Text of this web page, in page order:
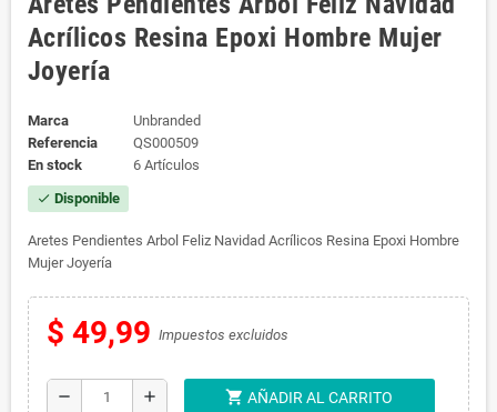
Acrílicos Resina Epoxi Hombre Mujer
Joyería
Marca
Unbranded
Referencia
QS000509
En stock
6 Artículos
check Disponible
Aretes Pendientes Arbol Feliz Navidad Acrílicos Resina Epoxi Hombre
Mujer Joyería
$ 49,99 Impuestos excluidos
remove add shopping_cart AÑADIR AL CARRITO